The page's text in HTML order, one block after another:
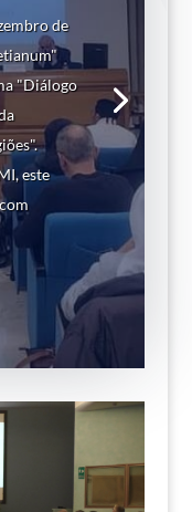
de
"Diálogo
este